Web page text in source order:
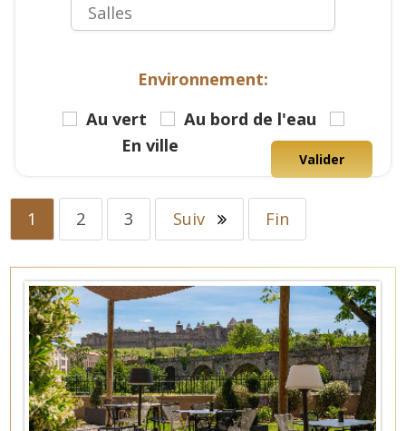
Environnement:
Au vert
Au bord de l'eau
En ville
Valider
1 2 3 Suiv Fin